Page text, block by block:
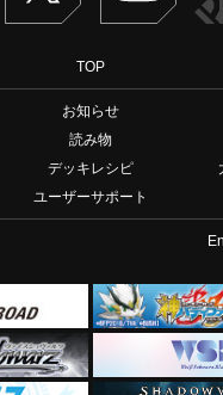
TOP
お知らせ
読み物
デッキレシピ
ユーザーサポート